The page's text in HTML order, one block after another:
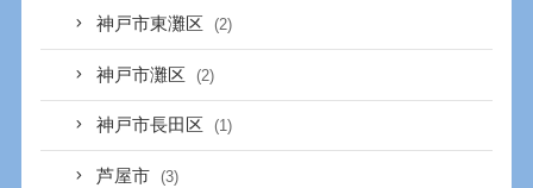
神戸市東灘区 (2)
神戸市灘区 (2)
神戸市長田区 (1)
芦屋市 (3)